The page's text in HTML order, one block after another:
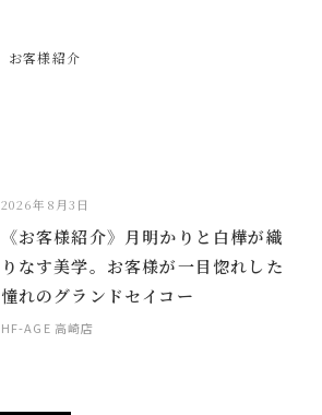
お客様紹介
2026年8月3日
《お客様紹介》月明かりと白樺が織
りなす美学。お客様が一目惚れした
憧れのグランドセイコー
HF-AGE 高崎店